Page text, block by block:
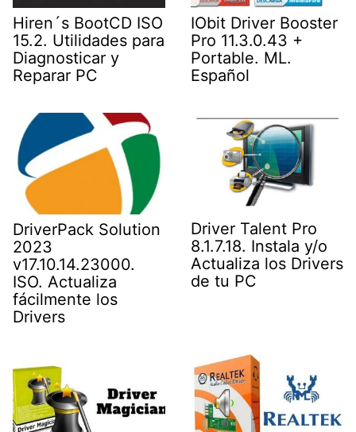
Hiren´s BootCD ISO
15.2. Utilidades para
Diagnosticar y
Reparar PC
IObit Driver Booster
Pro 11.3.0.43 +
Portable. ML.
Español
DriverPack Solution
2023
v17.10.14.23000.
ISO. Actualiza
fácilmente los
Drivers
Driver Talent Pro
8.1.7.18. Instala y/o
Actualiza los Drivers
de tu PC